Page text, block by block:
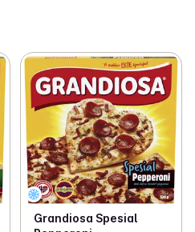
Grandiosa Spesial